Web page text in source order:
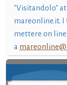
"Visitandolo"
mareonline.it.
mettere on
a